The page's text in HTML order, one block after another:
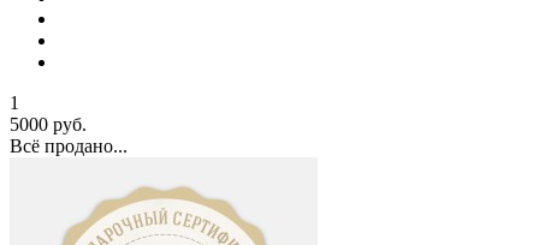
1
5000 руб.
Всё продано...